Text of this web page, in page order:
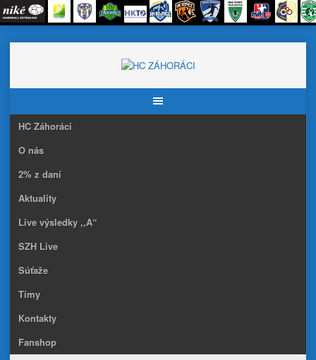
HC Záhoráci
O nás
2% z daní
Aktuality
Live výsledky ,,A“
SZH Live
Súťaže
Tímy
Kontakty
Fanshop